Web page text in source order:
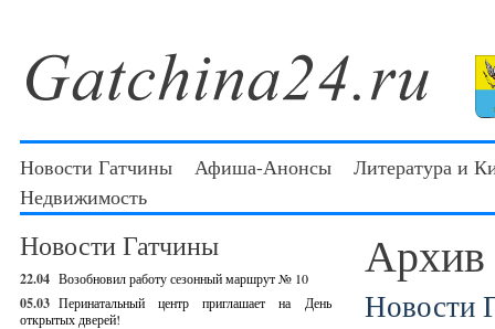
Новости Гатчины Афиша-Анонсы
Литература и
Недвижимость
Новости Гатчины
22.04 Возобновил работу сезонный маршрут № 10
05.03 Перинатальный центр приглашает на День
открытых дверей!
Архив
Новости